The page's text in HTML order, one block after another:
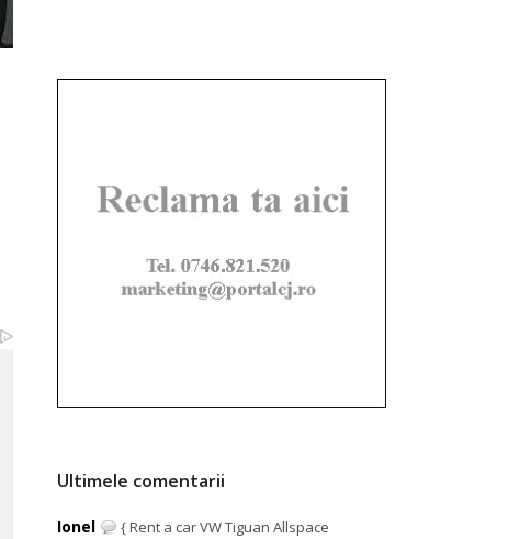
Ultimele comentarii
Ionel
{ Rent a car VW Tiguan Allspace